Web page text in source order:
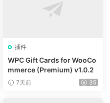
插件
WPC Gift Cards for WooCo
mmerce (Premium) v1.0.2
7天前 35